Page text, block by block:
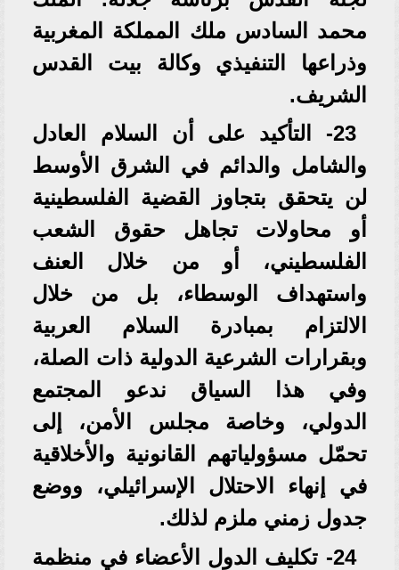
محمد السادس ملك المملكة المغربية
وذراعها التنفيذي وكالة بيت القدس
الشريف.
23- التأكيد على أن السلام العادل
والشامل والدائم في الشرق الأوسط
لن يتحقق بتجاوز القضية الفلسطينية
أو محاولات تجاهل حقوق الشعب
الفلسطيني، أو من خلال العنف
واستهداف الوسطاء، بل من خلال
الالتزام بمبادرة السلام العربية
وبقرارات الشرعية الدولية ذات الصلة،
وفي هذا السياق ندعو المجتمع
الدولي، وخاصة مجلس الأمن، إلى
تحمّل مسؤولياتهم القانونية والأخلاقية
في إنهاء الاحتلال الإسرائيلي، ووضع
جدول زمني ملزم لذلك.
24- تكليف الدول الأعضاء في منظمة